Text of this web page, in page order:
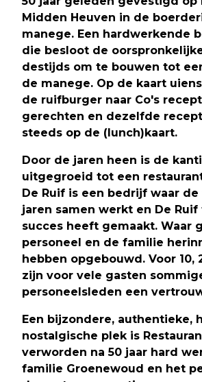
Midden Heuven in de
manege. Een hardwerkende
die besloot de
destijds om te bouwen tot
de manege. Op de kaart
de ruifburger naar Co's
gerechten en dezelfde
steeds op de (lunch)kaart.
Door de jaren heen is de
uitgegroeid tot een
De Ruif is een bedrijf waar
jaren samen werkt en De
succes heeft gemaakt. Waar
personeel en de familie
hebben opgebouwd. Voor 10,
zijn voor vele gasten
personeelsleden een
Een bijzondere, authentieke,
nostalgische plek is
verworden na 50 jaar hard
familie Groenewoud en het